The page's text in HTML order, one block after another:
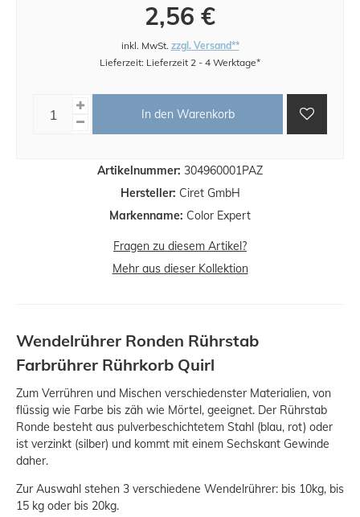
Artikelnummer: 304960001PAZ
Hersteller: Ciret GmbH
Markenname: Color Expert
2,56 €
inkl. MwSt. zzgl. Versand**
Lieferzeit: Lieferzeit 2 - 4 Werktage*
In den Warenkorb
Fragen zu diesem Artikel?
Mehr aus dieser Kollektion
Wendelrührer Ronden Rührstab
Farbrührer Rührkorb Quirl
Zum Verrühren und Mischen verschiedenster Materialien, von
flüssig wie Farbe bis zäh wie Mörtel, geeignet. Der Rührstab
Ronde besteht aus pulverbeschichtetem Stahl (blau, rot) oder
ist verzinkt (silber) und kommt mit einem Sechskant Gewinde
daher.
Zur Auswahl stehen 3 verschiedene Wendelrührer: bis 10kg, bis
15 kg oder bis 20kg.